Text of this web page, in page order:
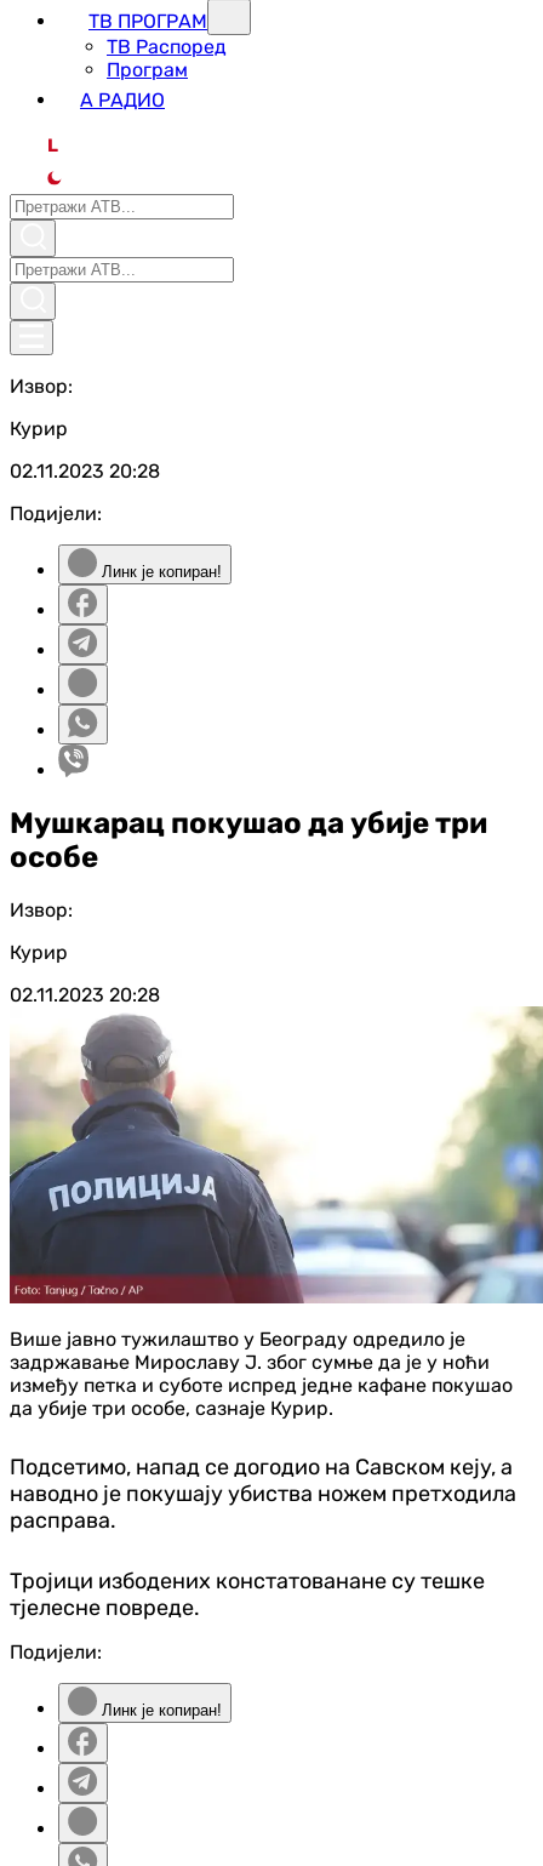
ТВ ПРОГРАМ
ТВ Распоред
Програм
А РАДИО
L
Извор:
Курир
02.11.2023 20:28
Подијели:
Линк је копиран!
Мушкарац покушао да убије три
особе
Извор:
Курир
02.11.2023 20:28
Више јавно тужилаштво у Београду одредило је
задржавање Мирославу Ј. због сумње да је у ноћи
између петка и суботе испред једне кафане покушао
да убије три особе, сазнаје Курир.
Подсетимо, напад се догодио на Савском кеју, а
наводно је покушају убиства ножем претходила
расправа.
Тројици избодених констатованане су тешке
тjелесне повреде.
Подијели:
Линк је копиран!